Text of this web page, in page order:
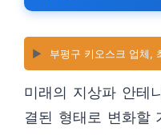
▶️ 부평구 키오스크 업체,
미래의 지상파 안테
결된 형태로 변화할